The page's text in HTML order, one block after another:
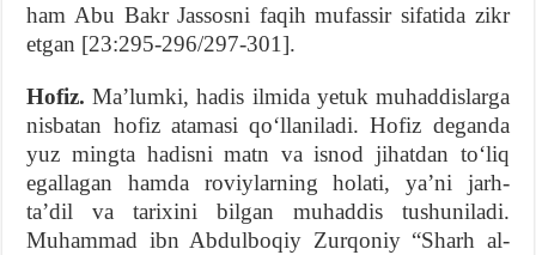
ham Abu Bakr Jassosni faqih mufassir sifatida zikr
etgan [23:295-296/297-301].
Hofiz. Ma’lumki, hadis ilmida yetuk muhaddislarga
nisbatan hofiz atamasi qo‘llaniladi. Hofiz deganda
yuz mingta hadisni matn va isnod jihatdan to‘liq
egallagan hamda roviylarning holati, ya’ni jarh-
ta’dil va tarixini bilgan muhaddis tushuniladi.
Muhammad ibn Abdulboqiy Zurqoniy “Sharh al-